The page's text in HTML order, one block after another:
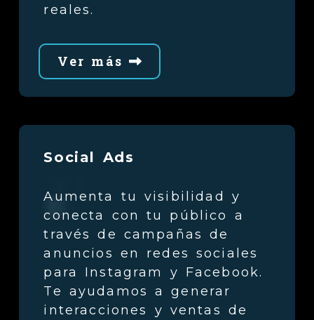
reales.
Ver más
Social Ads
Aumenta tu visibilidad y
conecta con tu público a
través de campañas de
anuncios en redes sociales
para Instagram y Facebook.
Te ayudamos a generar
interacciones y ventas de